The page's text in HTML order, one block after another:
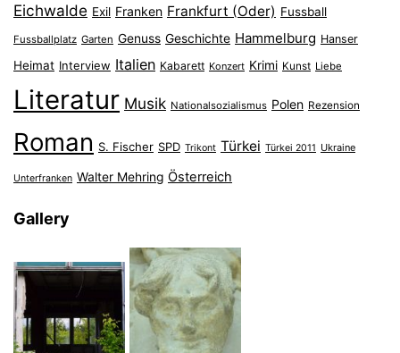
Eichwalde Exil Franken Frankfurt (Oder) Fussball
Fussballplatz Garten Genuss Geschichte Hammelburg Hanser
Heimat Interview Italien Kabarett Konzert Krimi Kunst Liebe
Literatur Musik Nationalsozialismus Polen Rezension
Roman S. Fischer SPD Trikont Türkei Türkei 2011 Ukraine
Unterfranken Walter Mehring Österreich
Gallery